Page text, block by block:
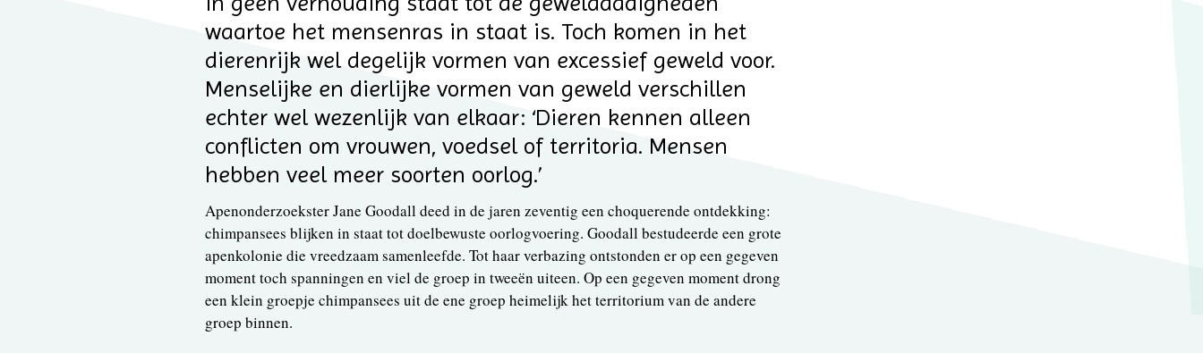
waartoe het mensenras in staat is. Toch komen in het
dierenrijk wel degelijk vormen van excessief geweld voor.
Menselijke en dierlijke vormen van geweld verschillen
echter wel wezenlijk van elkaar: ‘Dieren kennen alleen
conflicten om vrouwen, voedsel of territoria. Mensen
hebben veel meer soorten oorlog.’
Apenonderzoekster Jane Goodall deed in de jaren zeventig een choquerende ontdekking:
chimpansees blijken in staat tot doelbewuste oorlogvoering. Goodall bestudeerde een grote
apenkolonie die vreedzaam samenleefde. Tot haar verbazing ontstonden er op een gegeven
moment toch spanningen en viel de groep in tweeën uiteen. Op een gegeven moment drong
een klein groepje chimpansees uit de ene groep heimelijk het territorium van de andere
groep binnen.